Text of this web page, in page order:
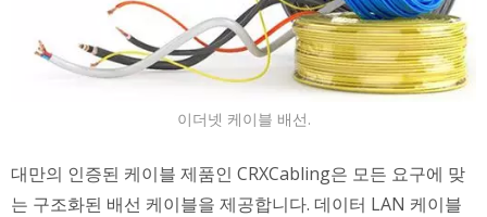
이더넷 케이블 배선.
대만의 인증된 케이블 제품인 CRXCabling은 모든 요구에 맞
는 구조화된 배선 케이블을 제공합니다. 데이터 LAN 케이블